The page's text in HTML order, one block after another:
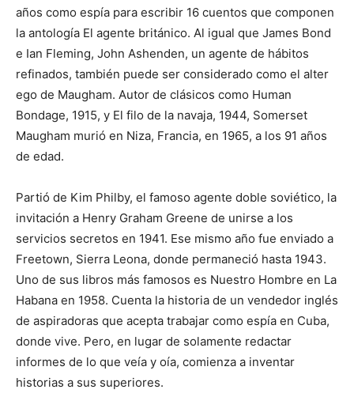
años como espía para escribir 16 cuentos que componen
la antología El agente británico. Al igual que James Bond
e Ian Fleming, John Ashenden, un agente de hábitos
refinados, también puede ser considerado como el alter
ego de Maugham. Autor de clásicos como Human
Bondage, 1915, y El filo de la navaja, 1944, Somerset
Maugham murió en Niza, Francia, en 1965, a los 91 años
de edad.
Partió de Kim Philby, el famoso agente doble soviético, la
invitación a Henry Graham Greene de unirse a los
servicios secretos en 1941. Ese mismo año fue enviado a
Freetown, Sierra Leona, donde permaneció hasta 1943.
Uno de sus libros más famosos es Nuestro Hombre en La
Habana en 1958. Cuenta la historia de un vendedor inglés
de aspiradoras que acepta trabajar como espía en Cuba,
donde vive. Pero, en lugar de solamente redactar
informes de lo que veía y oía, comienza a inventar
historias a sus superiores.